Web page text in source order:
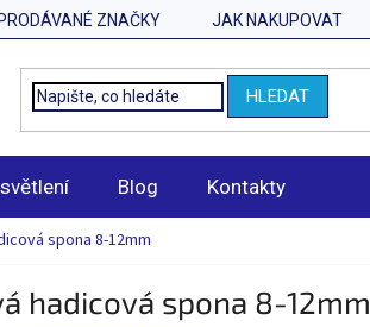
PRODÁVANÉ ZNAČKY JAK NAKUPOVAT
HLEDAT
Blog Kontakty
spona 8-12mm
hadicová spona 8-12mm